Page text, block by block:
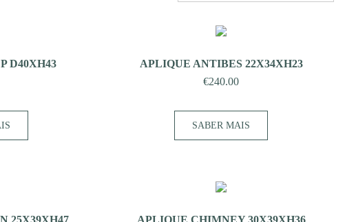
D40XH43
APLIQUE ANTIBES 22X34XH23
€240.00
SABER MAIS
25X39XH47
APLIQUE CHIMNEY 30X39XH36